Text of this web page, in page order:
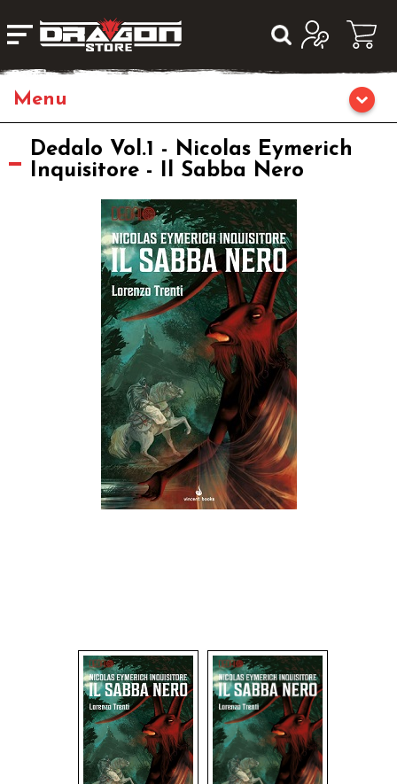
Giochi da Tavolo
Giochi di Carte Collezionabili
Giocattoli e Gadget
Dedalo Vol.1 - Nicolas Eymerich
Inquisitore - Il Sabba Nero